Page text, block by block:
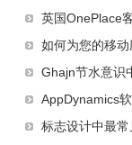
英国OnePlace
如何为您的移
Ghajn节水意识
AppDynamics
标志设计中最